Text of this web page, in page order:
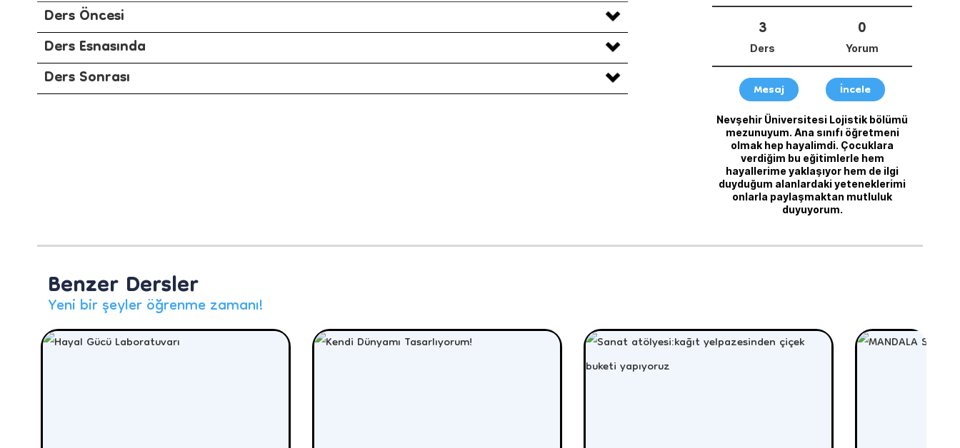
Ders Öncesi
Ders Esnasında
Ders Sonrası
3
Ders
0
Yorum
Mesaj İncele
Nevşehir Üniversitesi Lojistik bölümü
mezunuyum. Ana sınıfı öğretmeni
olmak hep hayalimdi. Çocuklara
verdiğim bu eğitimlerle hem
hayallerime yaklaşıyor hem de ilgi
duyduğum alanlardaki yeteneklerimi
onlarla paylaşmaktan mutluluk
duyuyorum.
Benzer Dersler
Yeni bir şeyler öğrenme zamanı!